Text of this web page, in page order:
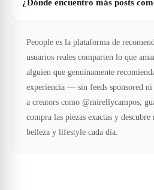
¿Dónde encuentro más posts
Peoople es la plataforma de
usuarios reales comparten lo que
alguien que genuinamente
experiencia — sin feeds sponsored
a creators como @mirellycampos,
compra las piezas exactas y descubre
belleza y lifestyle cada día.